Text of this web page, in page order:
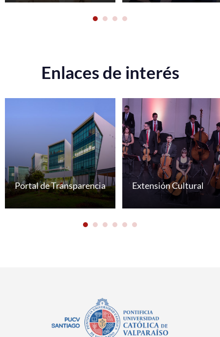
Enlaces de interés
Portal de Transparencia Extensión Cultural